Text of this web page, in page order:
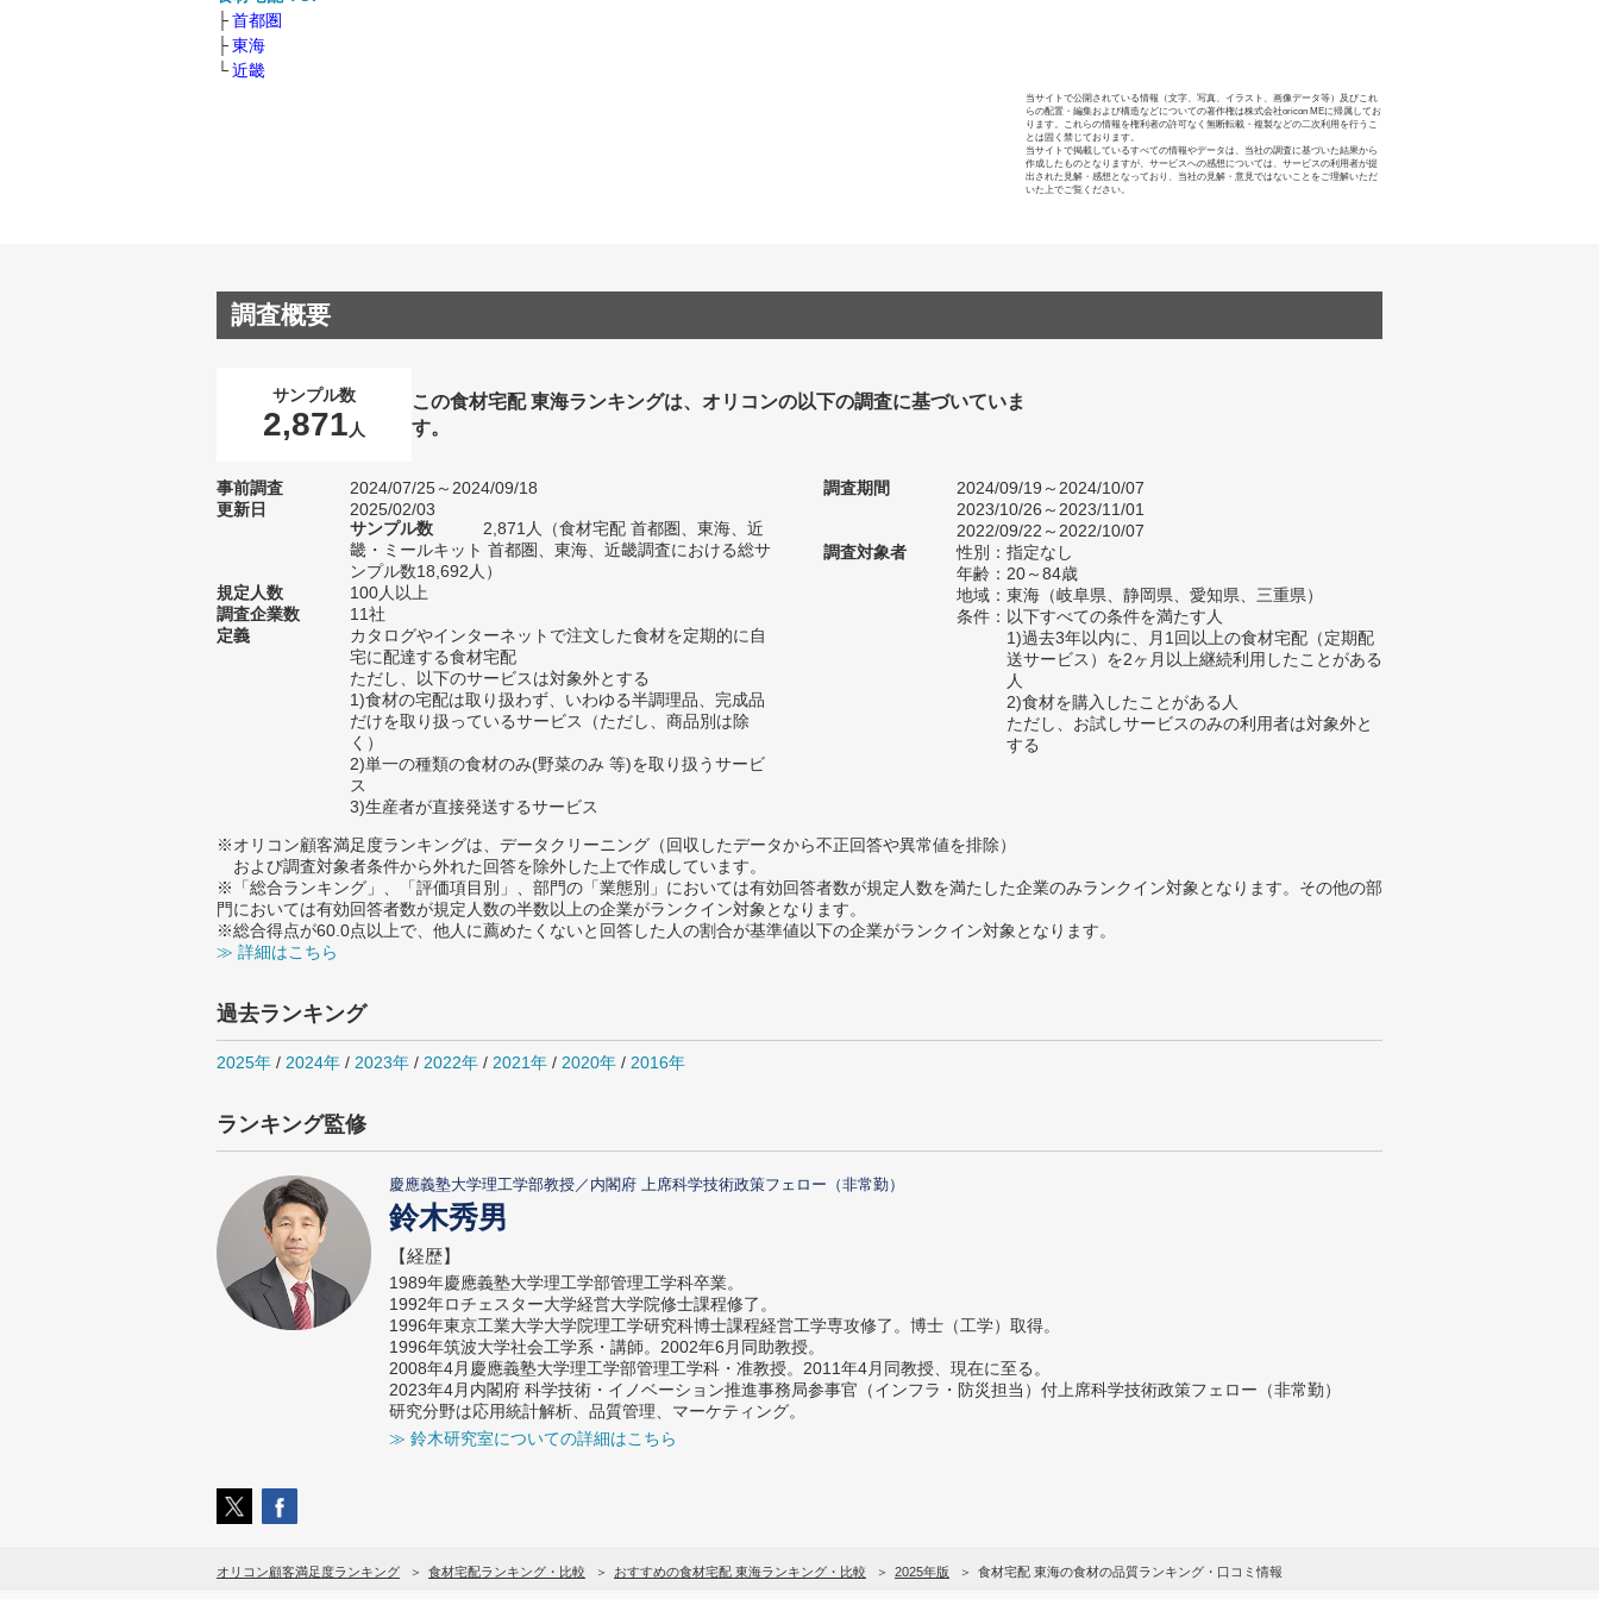
首都圏
東海
近畿
当サイトで公開されている情報（文字、写真、イラスト、画像データ等）及びこれ
らの配置・編集および構造などについての著作権は株式会社oricon MEに帰属してお
ります。これらの情報を権利者の許可なく無断転載・複製などの二次利用を行うこ
とは固く禁じております。
当サイトで掲載しているすべての情報やデータは、当社の調査に基づいた結果から
作成したものとなりますが、サービスへの感想については、サービスの利用者が提
出された見解・感想となっており、当社の見解・意見ではないことをご理解いただ
いた上でご覧ください。
調査概要
サンプル数
2,871 人
この食材宅配 東海ランキングは、オリコンの以下の調査に基づいていま
す。
事前調査
2024/07/25～2024/09/18
更新日
2025/02/03
サンプル数
2,871人（食材宅配 首都圏、東海、近
畿・ミールキット 首都圏、東海、近畿調査における総サ
ンプル数18,692人）
規定人数
100人以上
調査企業数
11社
定義
カタログやインターネットで注文した食材を定期的に自
宅に配達する食材宅配
ただし、以下のサービスは対象外とする
1)食材の宅配は取り扱わず、いわゆる半調理品、完成品
だけを取り扱っているサービス（ただし、商品別は除
く）
2)単一の種類の食材のみ(野菜のみ 等)を取り扱うサービ
ス
3)生産者が直接発送するサービス
調査期間
2024/09/19～2024/10/07
2023/10/26～2023/11/01
2022/09/22～2022/10/07
調査対象者
性別：指定なし
年齢：20～84歳
地域：東海（岐阜県、静岡県、愛知県、三重県）
条件：以下すべての条件を満たす人
1)過去3年以内に、月1回以上の食材宅配（定期配
送サービス）を2ヶ月以上継続利用したことがある
人
2)食材を購入したことがある人
ただし、お試しサービスのみの利用者は対象外と
する
※オリコン顧客満足度ランキングは、データクリーニング（回収したデータから不正回答や異常値を排除）
および調査対象者条件から外れた回答を除外した上で作成しています。
※「総合ランキング」、「評価項目別」、部門の「業態別」においては有効回答者数が規定人数を満たした企業のみランクイン対象となります。その他の部
門においては有効回答者数が規定人数の半数以上の企業がランクイン対象となります。
※総合得点が60.0点以上で、他人に薦めたくないと回答した人の割合が基準値以下の企業がランクイン対象となります。
≫ 詳細はこちら
過去ランキング
2025年 / 2024年 / 2023年 / 2022年 / 2021年 / 2020年 / 2016年
ランキング監修
慶應義塾大学理工学部教授／内閣府 上席科学技術政策フェロー（非常勤）
鈴木秀男
【経歴】
1989年慶應義塾大学理工学部管理工学科卒業。
1992年ロチェスター大学経営大学院修士課程修了。
1996年東京工業大学大学院理工学研究科博士課程経営工学専攻修了。博士（工学）取得。
1996年筑波大学社会工学系・講師。2002年6月同助教授。
2008年4月慶應義塾大学理工学部管理工学科・准教授。2011年4月同教授、現在に至る。
2023年4月内閣府 科学技術・イノベーション推進事務局参事官（インフラ・防災担当）付上席科学技術政策フェロー（非常勤）
研究分野は応用統計解析、品質管理、マーケティング。
≫ 鈴木研究室についての詳細はこちら
オリコン顧客満足度ランキング 食材宅配ランキング・比較 おすすめの食材宅配 東海ランキング・比較 2025年版 食材宅配 東海の食材の品質ランキング・口コミ情報